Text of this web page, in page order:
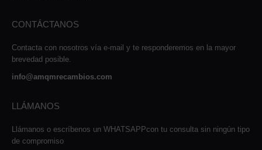
CONTÁCTANOS
Contacta con nosotros vía e-mail y te responderemos en la mayor
brevedad posible.
info@amqmrecambios.com
LLÁMANOS
Llámanos o escríbenos un WHATSAPPcon tu consulta sin ningún tipo
de compromiso